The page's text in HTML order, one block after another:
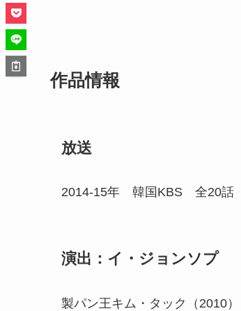
作品情報
放送
2014-15年 韓国KBS 全20話
演出：イ・ジョンソプ
製パン王キム・タック（2010）